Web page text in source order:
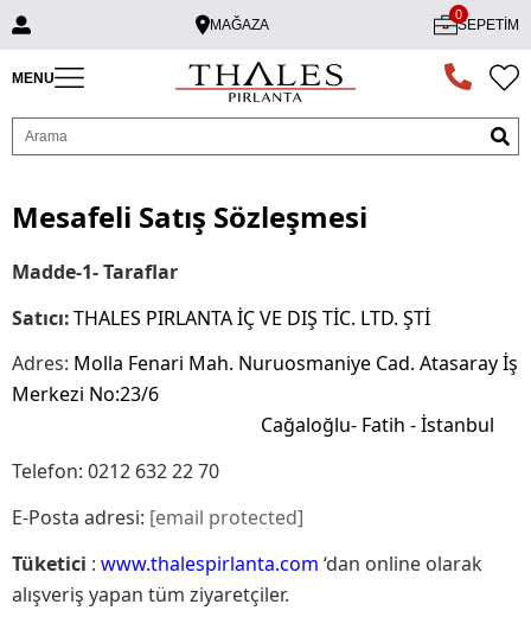
MAĞAZA SEPETIM
0
MENU
Mesafeli Satış Sözleşmesi
Madde-1- Taraflar
Satıcı:THALES PIRLANTA İÇ VE DIŞ TİC. LTD. ŞTİ
Adres: Molla Fenari Mah. Nuruosmaniye Cad. Atasaray İş
Merkezi No:23/6
Cağaloğlu- Fatih - İstanbul
Telefon: 0212 632 22 70
E-Posta adresi: [email protected]
Tüketici : www.thalespirlanta.com ‘dan online olarak
alışveriş yapan tüm ziyaretçiler.